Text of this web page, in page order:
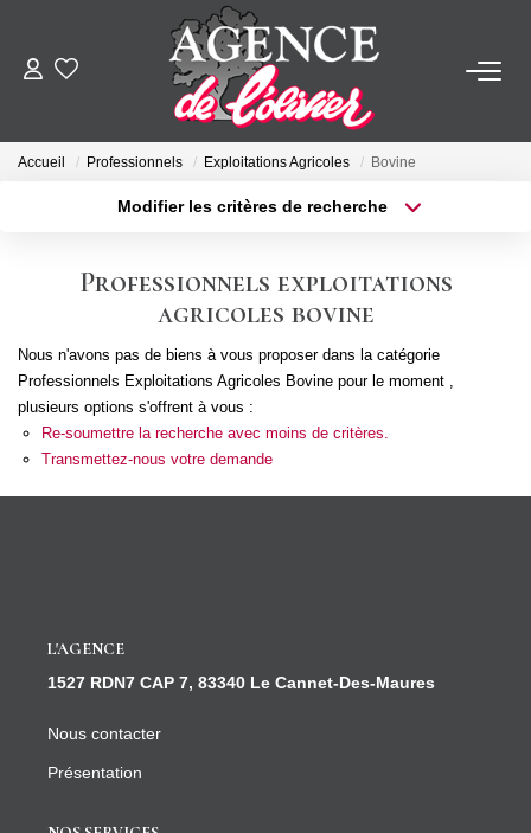
ACHETER
SYNDIC
Accueil Professionnels Exploitations Agricoles Bovine
Modifier les critères de recherche
Type de bien
Budget max Plus de critères
Professionnels exploitations
agricoles bovine
Nous n'avons pas de biens à vous proposer dans la catégorie
Professionnels Exploitations Agricoles Bovine pour le moment ,
plusieurs options s'offrent à vous :
Re-soumettre la recherche avec moins de critères.
Transmettez-nous votre demande
L'AGENCE
1527 RDN7 CAP 7, 83340 Le Cannet-Des-Maures
Nous contacter
Présentation